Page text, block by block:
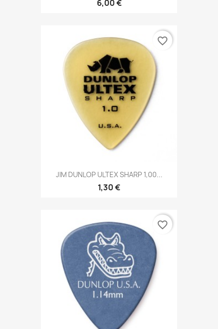
6,00 €
JIM DUNLOP ULTEX SHARP 1,00...
1,30 €
favorite_border
favorite_border